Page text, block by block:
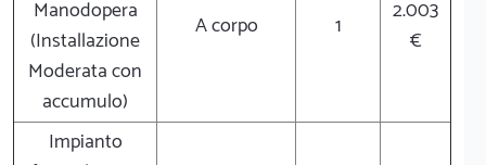
Manodopera
(Installazione
Moderata con
accumulo)
A corpo 1
2.003
€
Impianto